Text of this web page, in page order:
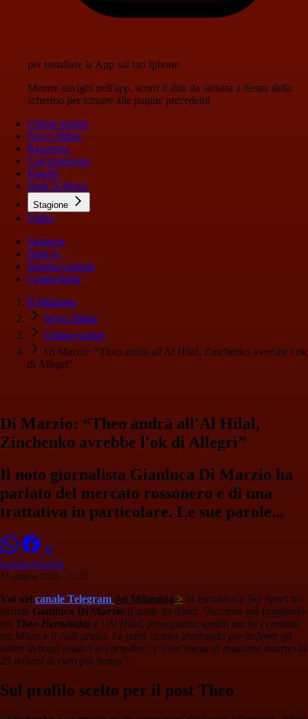
per installare la App sul tuo Iphone.
Mentre navighi nell'app, scorri il dito da sinistra a destra dello
schermo per tornare alle pagine precedenti
Ultime notizie
News Milan
Rassegna
Calciomercato
Pagelle
Serie A News
Stagione
Video
Stagione
Serie A
Europa League
Coppa Italia
Il Milanista
News Milan
Ultime notizie
Di Marzio: “Theo andrà all'Al Hilal, Zinchenko avrebbe l'ok
di Allegri”
Di Marzio: “Theo andrà all'Al Hilal,
Zinchenko avrebbe l'ok di Allegri”
Il noto giornalista Gianluca Di Marzio ha
parlato del mercato rossonero e di una
trattativa in particolare. Le sue parole...
Lorenzo Focolari
24 giugno 2025 - 11:15
Vai nel canale Telegram del Milanista > In esclusiva a Sky Sportha
parlato Gianluca Di Marzio il quale ha detto: "Accordo già raggiunto
tra Theo Hernández e l’Al Hilal, proseguono spediti anche i contatti
tra Milan e il club arabo. Le parti stanno lavorando per definire gli
ultimi dettagli relativi al cartellino: c’è un’intesa di massima intorno ai
25 milioni di euro più bonus".
Sul profilo scelto per il post Theo